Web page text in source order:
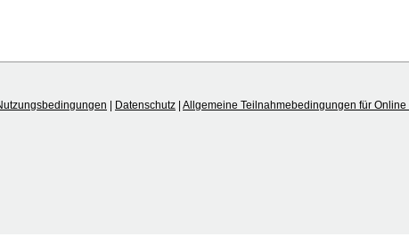
Datenschutz Allgemeine Teilnahmebedingungen für